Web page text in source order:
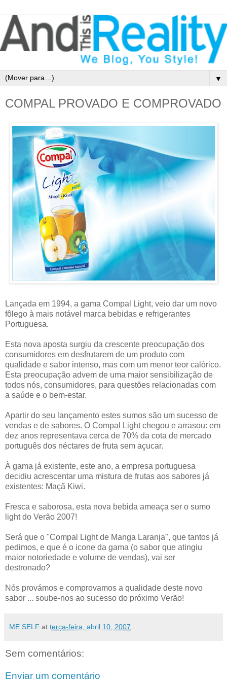
▼
COMPAL PROVADO E COMPROVADO
Lançada em 1994, a gama Compal Light, veio dar um novo
fôlego à mais notável marca bebidas e refrigerantes
Portuguesa.
Esta nova aposta surgiu da crescente preocupação dos
consumidores em desfrutarem de um produto com
qualidade e sabor intenso, mas com um menor teor calórico.
Esta preocupação advem de uma maior sensibilização de
todos nós, consumidores, para questões relacionadas com
a saúde e o bem-estar.
Apartir do seu lançamento estes sumos são um sucesso de
vendas e de sabores. O Compal Light chegou e arrasou: em
dez anos representava cerca de 70% da cota de mercado
português dos néctares de fruta sem açucar.
À gama já existente, este ano, a empresa portuguesa
decidiu acrescentar uma mistura de frutas aos sabores já
existentes: Maçã Kiwi.
Fresca e saborosa, esta nova bebida ameaça ser o sumo
light do Verão 2007!
Será que o "Compal Light de Manga Laranja", que tantos já
pedimos, e que é o icone da gama (o sabor que atingiu
maior notoriedade e volume de vendas), vai ser
destronado?
Nós provámos e comprovamos a qualidade deste novo
sabor ... soube-nos ao sucesso do próximo Verão!
ME SELF at terça-feira, abril 10, 2007
Sem comentários:
Enviar um comentário